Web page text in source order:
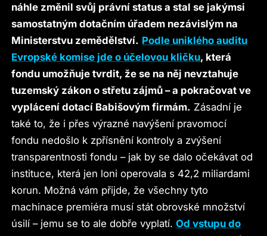
náhle změnil svůj právní status a stal se jakýmsi
samostatným dotačním úřadem nezávislým na
Ministerstvu zemědělství. Podle uniklého auditu
Evropské komise jde o účelovou kličku, která
fondu umožňuje tvrdit, že se na něj nevztahuje
tuzemský zákon o střetu zájmů – a pokračovat ve
vyplácení dotací Babišovým firmám. Zásadní je
také to, že i přes výrazné navýšení pravomocí
fondu nedošlo k zpřísnění kontroly a zvýšení
transparentnosti fondu – jak by se dalo očekávat od
instituce, která jen loni operovala s 42,2 miliardami
korun. Možná vám přijde, že všechny tyto
machinace premiéra musí stát obrovské množství
úsilí – jemu se to ale dobře vyplatí.Od vstupu do